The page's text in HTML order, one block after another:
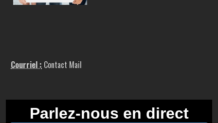
Courriel : Contact Mail